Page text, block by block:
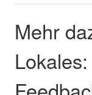
Mehr